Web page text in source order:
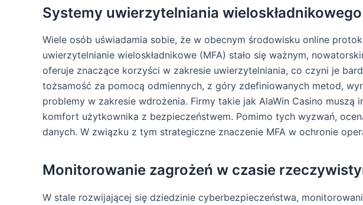
Systemy uwierzytelniania wieloskładnikowego
Wiele osób uświadamia sobie, że w obecnym środowisku online
uwierzytelnianie wieloskładnikowe (MFA) stało się ważnym,
oferuje znaczące korzyści w zakresie uwierzytelniania, co czyni je
tożsamość za pomocą odmiennych, z góry zdefiniowanych metod,
problemy w zakresie wdrożenia. Firmy takie jak AlaWin Casino
komfort użytkownika z bezpieczeństwem. Pomimo tych wyzwań,
danych. W związku z tym strategiczne znaczenie MFA w ochronie
Monitorowanie zagrożeń w czasie
W stale rozwijającej się dziedzinie cyberbezpieczeństwa,